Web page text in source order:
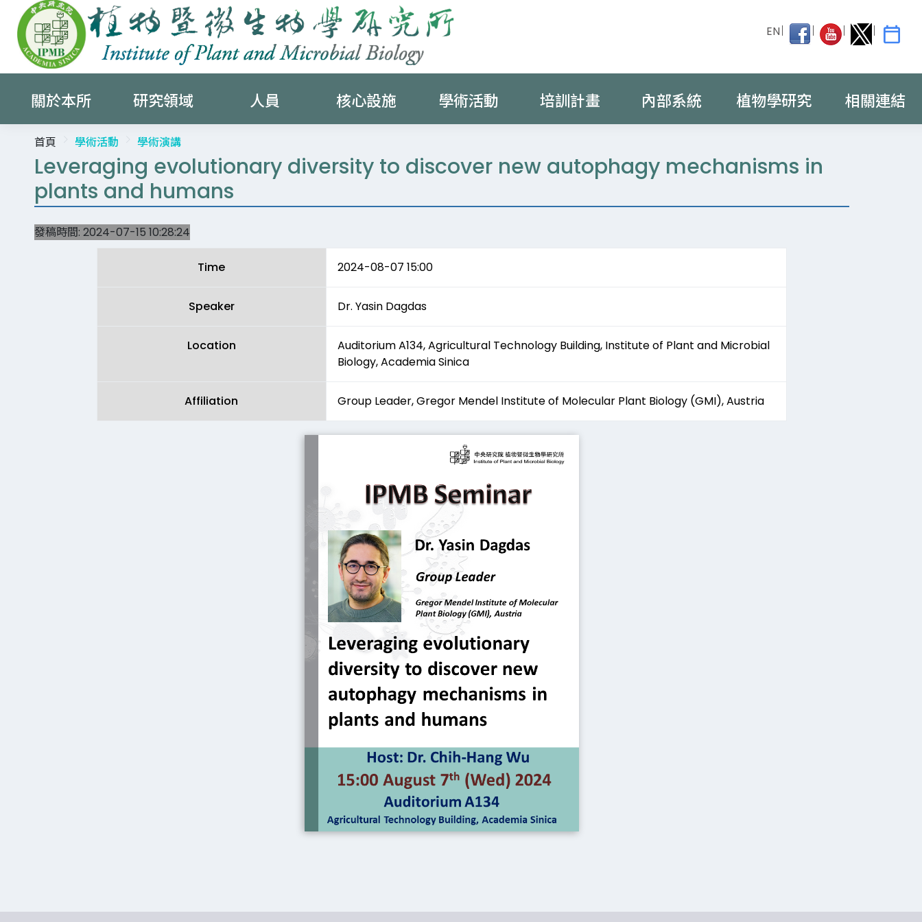
EN
關於本所 研究領域 人員 核心設施 學術活動 培訓計畫 內部系統 植物學研究 相關連結
首頁 學術活動 學術演講
Leveraging evolutionary diversity to discover new autophagy mechanisms in
plants and humans
發稿時間: 2024-07-15 10:28:24
Time 2024-08-07 15:00
Speaker Dr. Yasin Dagdas
Location
Auditorium A134, Agricultural Technology Building, Institute of Plant and Microbial
Biology, Academia Sinica
Affiliation Group Leader, Gregor Mendel Institute of Molecular Plant Biology (GMI), Austria